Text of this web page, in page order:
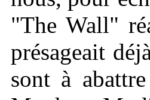
"The Wall"
présageait
sont à